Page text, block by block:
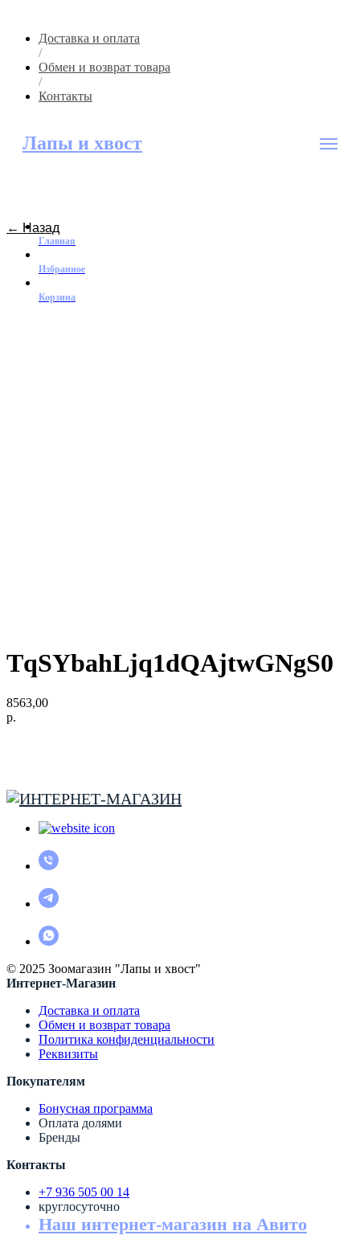
Доставка и оплата
/
Обмен и возврат товара
/
Контакты
Лапы и хвост
← Назад
Главная
Избранное
Корзина
TqSYbahLjq1dQAjtwGNgS0
8563,00
р.
© 2025 Зоомагазин "Лапы и хвост"
Интернет-Магазин
Доставка и оплата
Обмен и возврат товара
Политика конфиденциальности
Реквизиты
Покупателям
Бонусная программа
Оплата долями
Бренды
Контакты
+7 936 505 00 14
круглосуточно
Наш интернет-магазин на Авито